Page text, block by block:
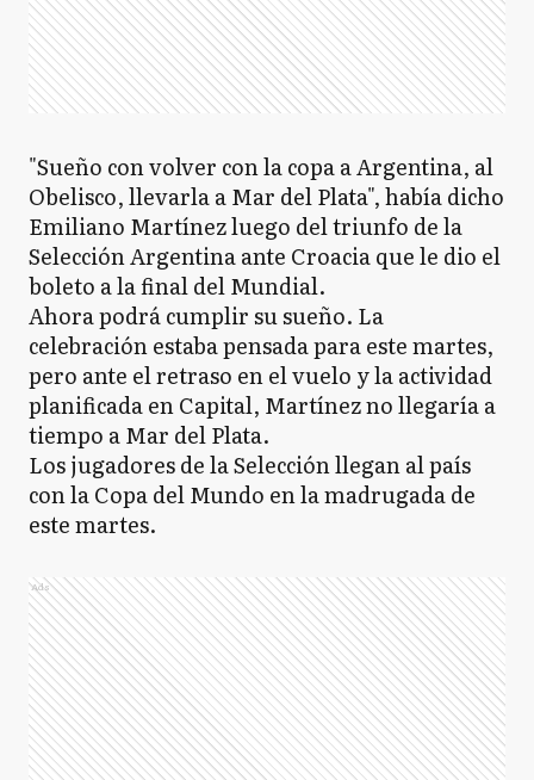
"Sueño con volver con la copa a Argentina, al
Obelisco, llevarla a Mar del Plata", había dicho
Emiliano Martínez luego del triunfo de la
Selección Argentina ante Croacia que le dio el
boleto a la final del Mundial.
Ahora podrá cumplir su sueño. La
celebración estaba pensada para este martes,
pero ante el retraso en el vuelo y la actividad
planificada en Capital, Martínez no llegaría a
tiempo a Mar del Plata.
Los jugadores de la Selección llegan al país
con la Copa del Mundo en la madrugada de
este martes.
Ads